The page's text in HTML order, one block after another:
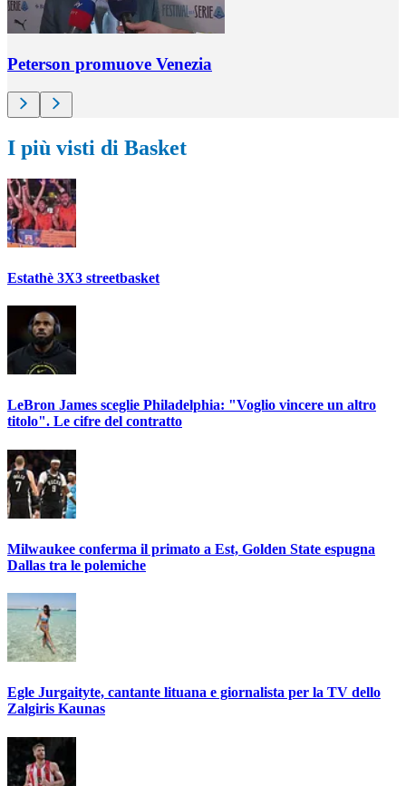
Peterson promuove Venezia
I più visti di Basket
Estathè 3X3 streetbasket
LeBron James sceglie Philadelphia: "Voglio vincere un altro
titolo". Le cifre del contratto
Milwaukee conferma il primato a Est, Golden State espugna
Dallas tra le polemiche
Egle Jurgaityte, cantante lituana e giornalista per la TV dello
Zalgiris Kaunas